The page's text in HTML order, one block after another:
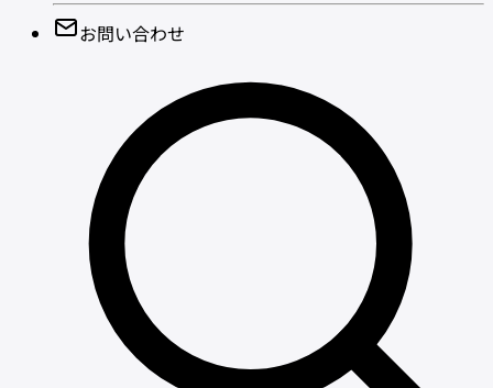
お問い合わせ